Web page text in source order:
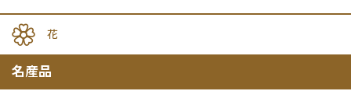
花
名産品